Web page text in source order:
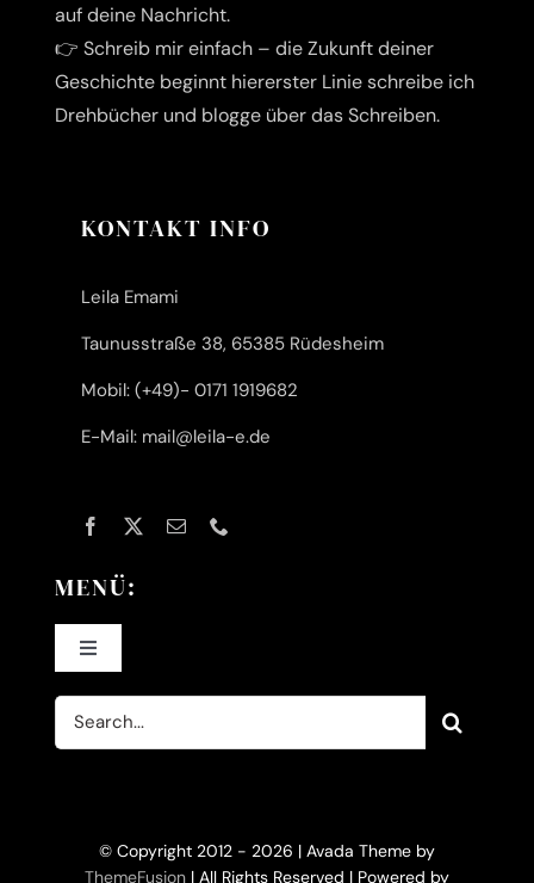
auf deine Nachricht.
👉 Schreib mir einfach – die Zukunft deiner
Geschichte beginnt hiererster Linie schreibe ich
Drehbücher und blogge über das Schreiben.
KONTAKT INFO
Leila Emami
Taunusstraße 38, 65385 Rüdesheim
Mobil: (+49)- 0171 1919682
E-Mail: mail@leila-e.de
MENÜ:
Toggle
HomeSuche
nach:
© Copyright 2012 - 2026 | Avada Theme by
ThemeFusion| All Rights Reserved | Powered by